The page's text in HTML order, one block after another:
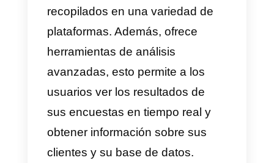
Esta es una herramienta muy útil
para las empresas y
organizaciones que buscan
obtener información de sus
clientes, empleados,
y otros grupos de interés. Los
usuarios puedenpersonalizar